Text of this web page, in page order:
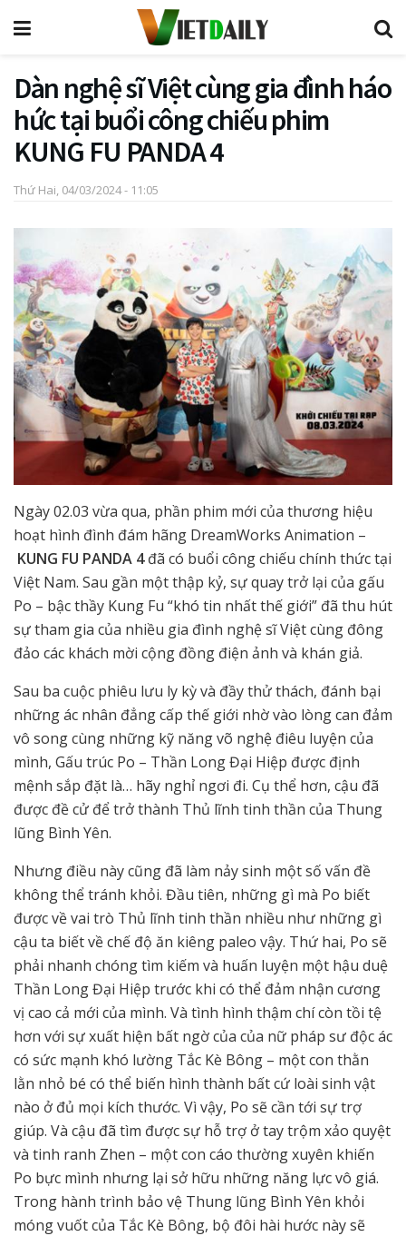
Dàn nghệ sĩ Việt cùng gia đình háo
hức tại buổi công chiếu phim
KUNG FU PANDA 4
Thứ Hai, 04/03/2024 - 11:05
Ngày 02.03 vừa qua, phần phim mới của thương hiệu
hoạt hình đình đám hãng DreamWorks Animation –
KUNG FU PANDA 4đã có buổi công chiếu chính thức tại
Việt Nam. Sau gần một thập kỷ, sự quay trở lại của gấu
Po – bậc thầy Kung Fu “khó tin nhất thế giới” đã thu hút
sự tham gia của nhiều gia đình nghệ sĩ Việt cùng đông
đảo các khách mời cộng đồng điện ảnh và khán giả.
Sau ba cuộc phiêu lưu ly kỳ và đầy thử thách, đánh bại
những ác nhân đẳng cấp thế giới nhờ vào lòng can đảm
vô song cùng những kỹ năng võ nghệ điêu luyện của
mình, Gấu trúc Po – Thần Long Đại Hiệp được định
mệnh sắp đặt là… hãy nghỉ ngơi đi. Cụ thể hơn, cậu đã
được đề cử để trở thành Thủ lĩnh tinh thần của Thung
lũng Bình Yên.
Nhưng điều này cũng đã làm nảy sinh một số vấn đề
không thể tránh khỏi. Đầu tiên, những gì mà Po biết
được về vai trò Thủ lĩnh tinh thần nhiều như những gì
cậu ta biết về chế độ ăn kiêng paleo vậy. Thứ hai, Po sẽ
phải nhanh chóng tìm kiếm và huấn luyện một hậu duệ
Thần Long Đại Hiệp trước khi có thể đảm nhận cương
vị cao cả mới của mình. Và tình hình thậm chí còn tồi tệ
hơn với sự xuất hiện bất ngờ của của nữ pháp sư độc ác
có sức mạnh khó lường Tắc Kè Bông – một con thằn
lằn nhỏ bé có thể biến hình thành bất cứ loài sinh vật
nào ở đủ mọi kích thước. Vì vậy, Po sẽ cần tới sự trợ
giúp. Và cậu đã tìm được sự hỗ trợ ở tay trộm xảo quyệt
và tinh ranh Zhen – một con cáo thường xuyên khiến
Po bực mình nhưng lại sở hữu những năng lực vô giá.
Trong hành trình bảo vệ Thung lũng Bình Yên khỏi
móng vuốt của Tắc Kè Bông, bộ đôi hài hước này sẽ